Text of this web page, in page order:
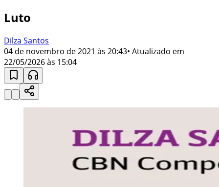
Luto
Dilza Santos
04 de novembro de 2021 às 20:43• Atualizado em
22/05/2026 às 15:04